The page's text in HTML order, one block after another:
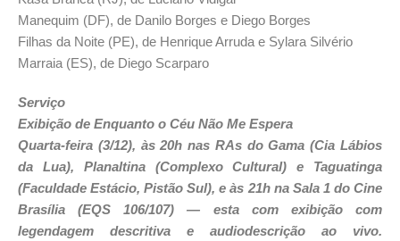
Manequim (DF), de Danilo Borges e Diego Borges
Filhas da Noite (PE), de Henrique Arruda e Sylara Silvério
Marraia (ES), de Diego Scarparo
Serviço
Exibição de Enquanto o Céu Não Me Espera
Quarta-feira (3/12), às 20h nas RAs do Gama (Cia Lábios
da Lua), Planaltina (Complexo Cultural) e Taguatinga
(Faculdade Estácio, Pistão Sul), e às 21h na Sala 1 do Cine
Brasília (EQS 106/107) — esta com exibição com
legendagem descritiva e audiodescrição ao vivo.